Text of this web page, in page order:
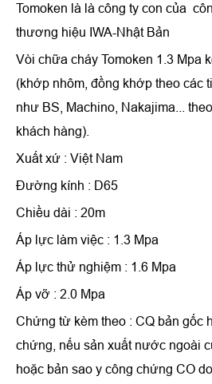
Tomoken là là công ty con của
thương hiệu IWA-Nhật Bản
Vòi chữa cháy Tomoken 1.3 Mpa
(khớp nhôm, đồng khớp theo các
như BS, Machino, Nakajima...
khách hàng).
Xuất xứ : Việt Nam
Đường kính : D65
Chiều dài : 20m
Áp lực làm việc : 1.3 Mpa
Áp lực thử nghiệm : 1.6 Mpa
Áp vỡ : 2.0 Mpa
Chứng từ kèm theo : CQ bản gốc
chứng, nếu sản xuất nước ngoài
hoặc bản sao y công chứng CO